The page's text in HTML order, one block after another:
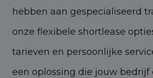
hebben aan gespecialiseerd
onze flexibele shortlease
tarieven en persoonlijke
een oplossing die jouw